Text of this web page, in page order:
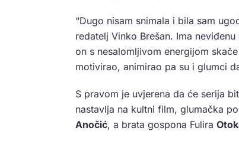
“Dugo nisam snimala i bila sam
redatelj Vinko Brešan. Ima
on s nesalomljivom energijom
motivirao, animirao pa su i glumci
S pravom je uvjerena da će serija
nastavlja na kultni film, glumačka
Anočić, a brata gospona Fulira